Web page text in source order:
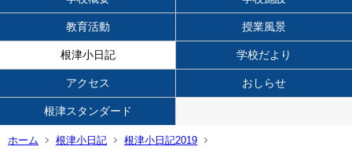
教育活動 授業風景
根津小日記 学校だより
アクセス おしらせ
根津スタンダード
ホーム 根津小日記
根津小日記2019